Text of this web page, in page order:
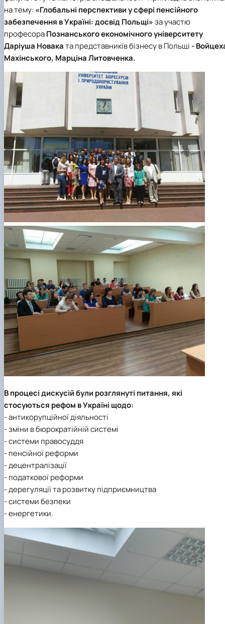
Сторінка аспіранта
на тему: «Глобальні перспективи у сфері пенсійного
забезпечення в Україні: досвід Польщі»за участю
професораПознанського економічного університету
Даріуша Новаката представників бізнесу в Польщі -
Махінського, Марціна Литовченка.
В процесі дискусій були розглянуті питання, які
стосуються рефом в Україні щодо:
- антикорупційної діяльності
- зміни в бюрократійній системі
- системи правосуддя
- пенсійної реформи
- децентралізації
- податкової реформи
- дерегуляції та розвитку підприємництва
- системи безпеки
- енергетики.